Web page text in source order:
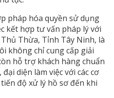
pháp hóa quyền sử dụng
kết hợp tư vấn pháp lý với
Thừa, Tỉnh Tây Ninh, là
không chỉ cung cấp giải
hỗ trợ khách hàng chuẩn
diện làm việc với các cơ
độ xử lý hồ sơ đến khi